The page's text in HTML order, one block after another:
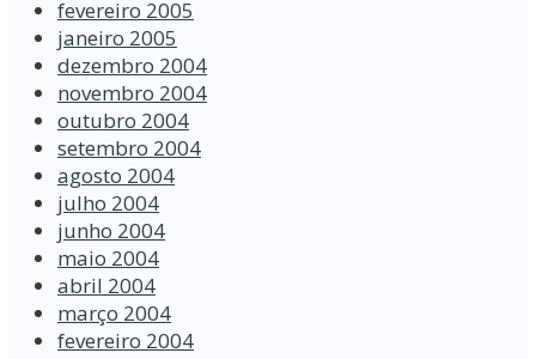
fevereiro 2005
janeiro 2005
dezembro 2004
novembro 2004
outubro 2004
setembro 2004
agosto 2004
julho 2004
junho 2004
maio 2004
abril 2004
março 2004
fevereiro 2004